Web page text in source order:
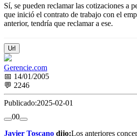
Sí, se pueden reclamar las cotizaciones a
que inició el contrato de trabajo con el
anterior, tendría que reclamar a ese.
Url
Gerencie.com
📅 14/01/2005
💬 2246
Publicado:2025-02-01
00
Javier Toscano dijo:Los anteriores